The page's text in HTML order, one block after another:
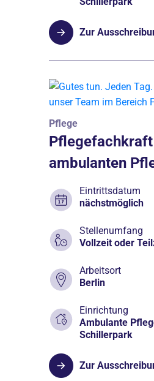
Zur
Pflege
ambulanten
Eintrittsdatum
nächstmöglich
Stellenumfang
Vollzeit oder
Arbeitsort
Berlin
Einrichtung
Ambulante
Schillerpark
Zur